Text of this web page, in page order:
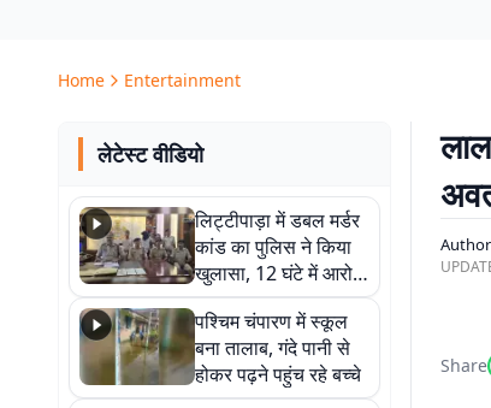
Home Entertainment
लेटेस्ट वीडियो
लिट्टीपाड़ा में डबल मर्डर
कांड का पुलिस ने किया
खुलासा, 12 घंटे में आरोपी
गिरफ्तार
पश्चिम चंपारण में स्कूल
बना तालाब, गंदे पानी से
होकर पढ़ने पहुंच रहे बच्चे
Author
Share